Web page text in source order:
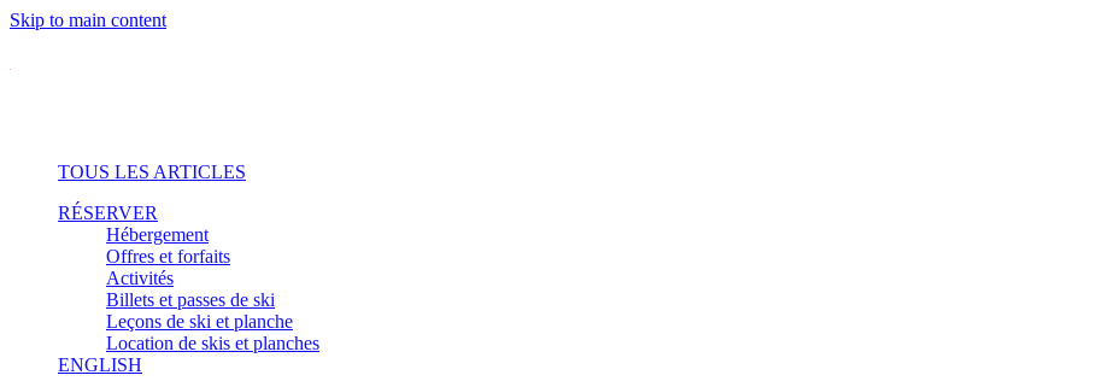
Skip to main content
TOUS LES ARTICLES
RÉSERVER
Hébergement
Offres et forfaits
Activités
Billets et passes de ski
Leçons de ski et planche
Location de skis et planches
ENGLISH